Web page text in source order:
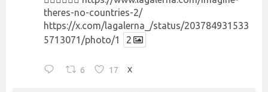
theres-no-countries-2/
https://x.com/lagalerna_/status/203784931533
5713071/photo/1
2
6 17 X